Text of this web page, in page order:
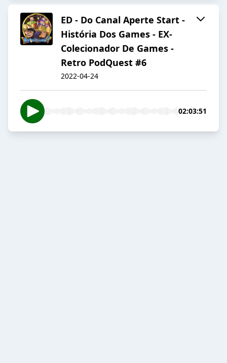
ED - Do Canal Aperte Start -
História Dos Games - EX-
Colecionador De Games -
Retro PodQuest #6
2022-04-24
02:03:51